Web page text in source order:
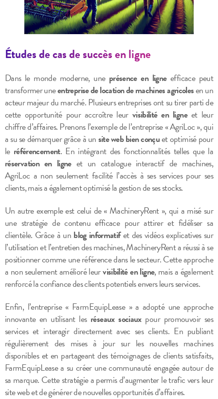
Études de cas de succès en ligne
Dans le monde moderne, une présence en ligneefficace peut
transformer uneentreprise de location de machines agricolesen un
acteur majeur du marché. Plusieurs entreprises ont su tirer parti de
cette opportunité pour accroître leur visibilité en ligneet leur
chiffre d’affaires. Prenons l’exemple de l’entreprise « AgriLoc », qui
a su se démarquer grâce à unsite web bien conçuet optimisé pour
le référencement. En intégrant des fonctionnalités telles que la
réservation en ligneet un catalogue interactif de machines,
AgriLoc a non seulement facilité l’accès à ses services pour ses
clients, mais a également optimisé la gestion de ses stocks.
Un autre exemple est celui de « MachineryRent », qui a misé sur
une stratégie de contenu efficace pour attirer et fidéliser sa
clientèle. Grâce à un blog informatifet des vidéos explicatives sur
l’utilisation et l’entretien des machines, MachineryRent a réussi à se
positionner comme une référence dans le secteur. Cette approche
a non seulement amélioré leurvisibilité en ligne, mais a également
renforcé la confiance des clients potentiels envers leurs services.
Enfin, l’entreprise « FarmEquipLease » a adopté une approche
innovante en utilisant les réseaux sociauxpour promouvoir ses
services et interagir directement avec ses clients. En publiant
régulièrement des mises à jour sur les nouvelles machines
disponibles et en partageant des témoignages de clients satisfaits,
FarmEquipLease a su créer une communauté engagée autour de
sa marque. Cette stratégie a permis d’augmenter le trafic vers leur
site web et de générer de nouvelles opportunités d’affaires.